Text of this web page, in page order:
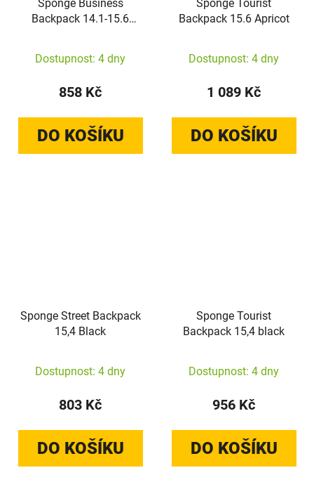
Sponge Business
Backpack 14.1-15.6
Dostupnost: 4 dny
858 Kč
DO KOŠÍKU
Sponge Tourist
Backpack 15.6 Apricot
Dostupnost: 4 dny
1 089 Kč
DO KOŠÍKU
Sponge Street Backpack
15,4 Black
Dostupnost: 4 dny
803 Kč
DO KOŠÍKU
Sponge Tourist
Backpack 15,4 black
Dostupnost: 4 dny
956 Kč
DO KOŠÍKU